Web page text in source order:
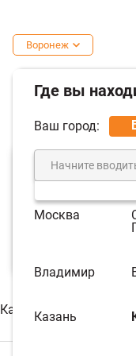
Воронеж
Где вы
Ваш город:
Москва
Владимир
Казань
Камины Каминные